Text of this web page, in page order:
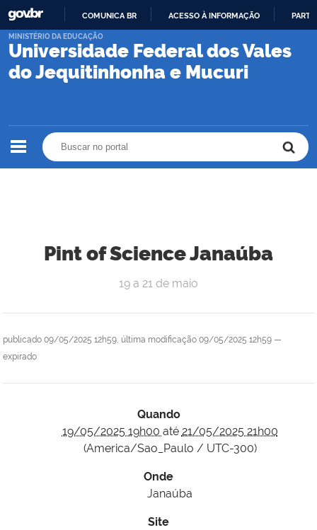
PARA
CONTEÚDO
COMUNICA BR ACESSO À INFORMAÇÃO
Universidade Federal dos Vales
do Jequitinhonha e Mucuri
MINISTÉRIO DA EDUCAÇÃO
Pint of Science Janaúba
publicado 09/05/2025 12h59, última modificação 09/05/2025 12h59 —
expirado
19 a 21 de maio
Quando
19/05/2025 19h00 até 21/05/2025 21h00
(America/Sao_Paulo / UTC-300)
Onde
Janaúba
Site